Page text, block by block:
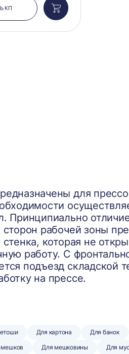
КП
Добавить
в
корзину
для
Принципиально
рабочей зоны
которая не
работу. С
подъезд складской
на прессе.
Для картона Для банок
Для мешковины Для